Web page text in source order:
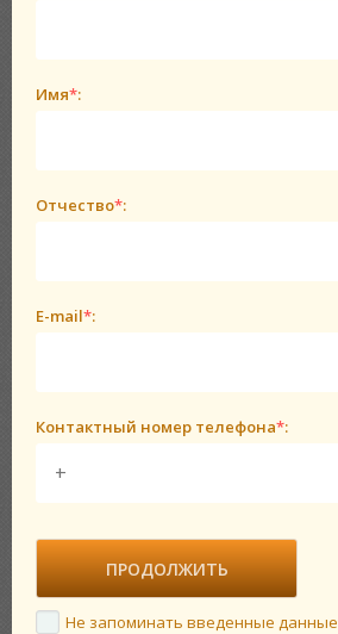
Имя*:
Отчество*:
E-mail*:
Контактный номер телефона*:
Не запоминать введенные данные